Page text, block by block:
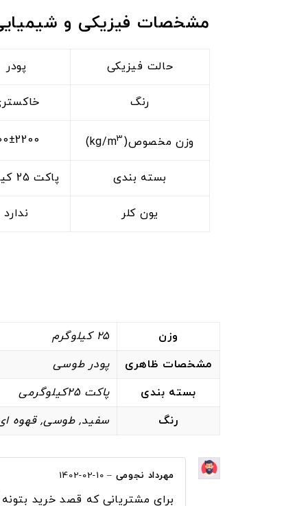
مشخصات فیزیکی و
حالت فیزیکی پودر
رنگ
وزن مخصوص­(kg/m3
)
بسته بندی پاکت 25 کیلوگرم
یون کلر ندارد
وزن
25 کیلوگرم
مشخصات ظاهری
پودر طوسی
بسته بندی
پاکت 25کیلوگرمی
رنگ
سفید, طوسی, قهوه
مهرداد نجومی –
1402-02-10
برای مشتریانی که قصد خرید